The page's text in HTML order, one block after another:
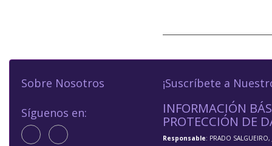
Sobre Nosotros
Síguenos en:
¡Suscríbete a
INFORMACIÓN
PROTECCIÓN DE
Responsable: PRADO SALGUEIRO,